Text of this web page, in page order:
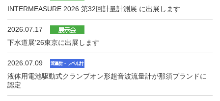
INTERMEASURE 2026 第32回計量計測展 に出展します
2026.07.17
下水道展ʼ26東京に出展します
2026.07.09
液体用電池駆動式クランプオン形超音波流量計が那須ブランドに
認定